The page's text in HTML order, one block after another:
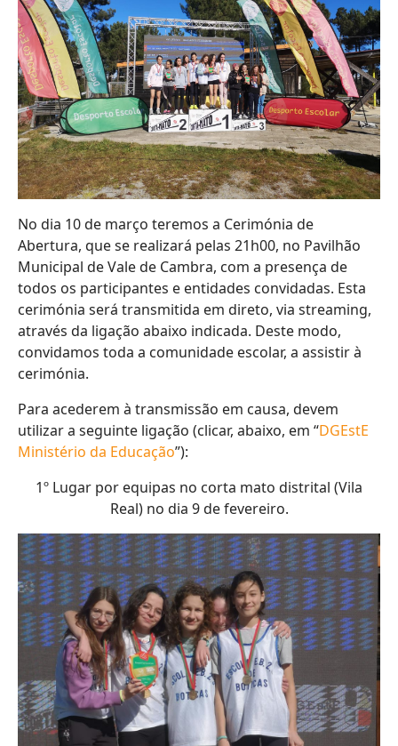
No dia 10 de março teremos a Cerimónia de
Abertura, que se realizará pelas 21h00, no Pavilhão
Municipal de Vale de Cambra, com a presença de
todos os participantes e entidades convidadas. Esta
cerimónia será transmitida em direto, via streaming,
através da ligação abaixo indicada. Deste modo,
convidamos toda a comunidade escolar, a assistir à
cerimónia.
Para acederem à transmissão em causa, devem
utilizar a seguinte ligação (clicar, abaixo, em “DGEstE
Ministério da Educação”):
1º Lugar por equipas no corta mato distrital (Vila
Real) no dia 9 de fevereiro.